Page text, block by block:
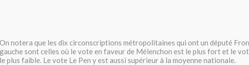
On notera que les dix circonscriptions métropolitaines qui ont un député
gauche sont celles où le vote en faveur de Mélenchon est le plus fort et le
le plus faible. Le vote Le Pen y est aussi supérieur à la moyenne nationale.